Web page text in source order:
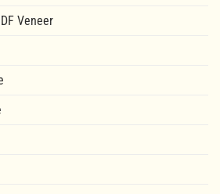
Veneer